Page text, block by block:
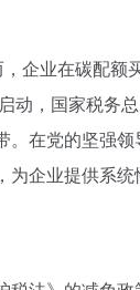
企业在碳配
，国家税务
。在党的坚强
企业提供系统